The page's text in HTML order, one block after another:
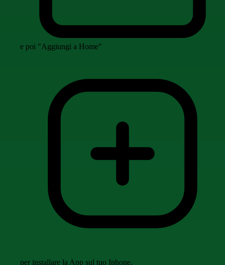
e poi "Aggiungi a Home"
per installare la App sul tuo Iphone.